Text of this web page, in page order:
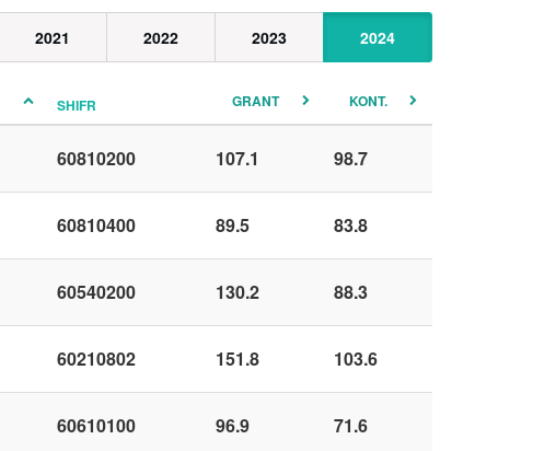
2021 2022 2023 2024
SHIFR GRANT KONT.
60810200 107.1 98.7
60810400 89.5 83.8
60540200 130.2 88.3
60210802 151.8 103.6
60610100 96.9 71.6